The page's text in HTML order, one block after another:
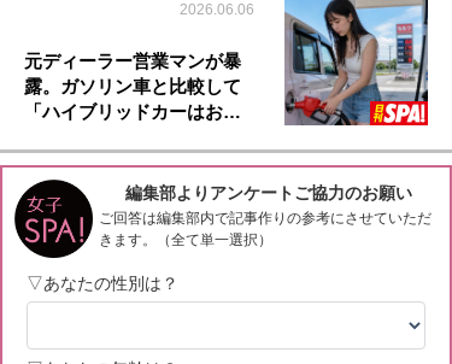
2026.06.06
元ディーラー営業マンが暴
露。ガソリン車と比較して
「ハイブリッドカーはお…